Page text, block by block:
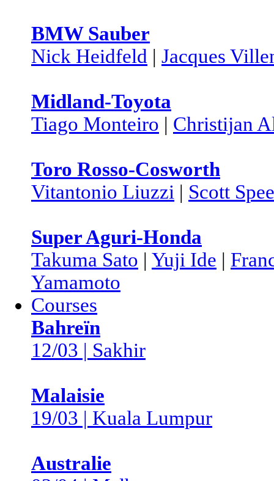
BMW Sauber
Nick Heidfeld | Jacques
Midland-Toyota
Tiago Monteiro | Christijan
Toro Rosso-Cosworth
Vitantonio Liuzzi | Scott
Super Aguri-Honda
Takuma Sato | Yuji Ide |
Yamamoto
Courses
Bahreïn
12/03 | Sakhir
Malaisie
19/03 | Kuala Lumpur
Australie